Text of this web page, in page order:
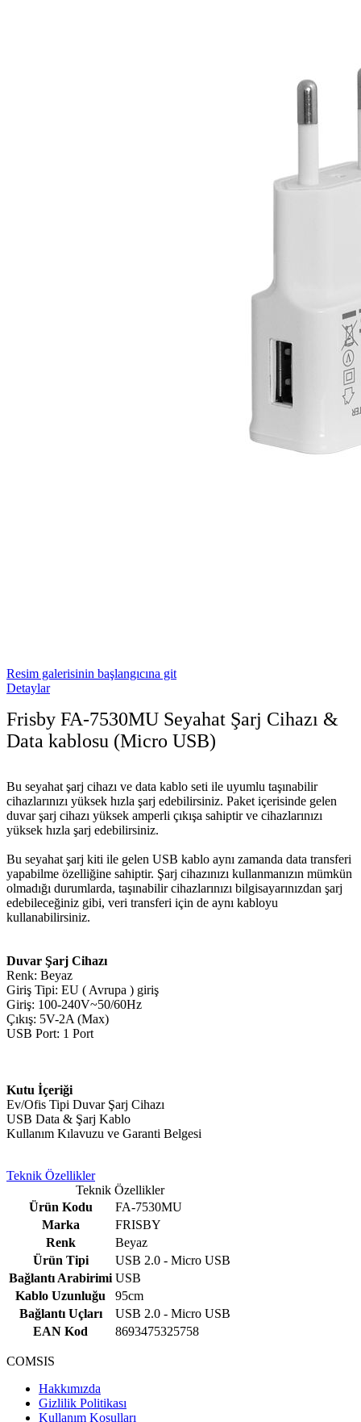
Resim galerisinin başlangıcına git
Detaylar
Frisby FA-7530MU Seyahat Şarj Cihazı &
Data kablosu (Micro USB)
Bu seyahat şarj cihazı ve data kablo seti ile uyumlu taşınabilir
cihazlarınızı yüksek hızla şarj edebilirsiniz. Paket içerisinde gelen
duvar şarj cihazı yüksek amperli çıkışa sahiptir ve cihazlarınızı
yüksek hızla şarj edebilirsiniz.
Bu seyahat şarj kiti ile gelen USB kablo aynı zamanda data transferi
yapabilme özelliğine sahiptir. Şarj cihazınızı kullanmanızın mümkün
olmadığı durumlarda, taşınabilir cihazlarınızı bilgisayarınızdan şarj
edebileceğiniz gibi, veri transferi için de aynı kabloyu
kullanabilirsiniz.
Duvar Şarj Cihazı
Renk: Beyaz
Giriş Tipi: EU ( Avrupa ) giriş
Giriş: 100-240V~50/60Hz
Çıkış: 5V-2A (Max)
USB Port: 1 Port
Kutu İçeriği
Ev/Ofis Tipi Duvar Şarj Cihazı
USB Data & Şarj Kablo
Kullanım Kılavuzu ve Garanti Belgesi
Teknik Özellikler
Teknik Özellikler
Ürün Kodu
FA-7530MU
Marka
FRISBY
Renk
Beyaz
Ürün Tipi
USB 2.0 - Micro USB
Bağlantı Arabirimi USB
Kablo Uzunluğu
95cm
Bağlantı Uçları
USB 2.0 - Micro USB
EAN Kod
8693475325758
COMSIS
Hakkımızda
Gizlilik Politikası
Kullanım Koşulları